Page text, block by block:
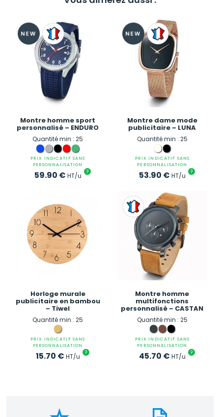
Montre homme sport
personnalisé – ENDURO
Quantité min : 25
PRIX INDICATIF SANS
PERSONNALISATION
59.90 € HT/u ?
Montre dame mode
publicitaire – LUNA
Quantité min : 25
PRIX INDICATIF SANS
PERSONNALISATION
53.90 € HT/u ?
Horloge murale
publicitaire en bambou
– Tiwel
Quantité min : 25
PRIX INDICATIF SANS
PERSONNALISATION
15.70 € HT/u ?
Montre homme
multifonctions
personnalisé – CASTAN
Quantité min : 25
PRIX INDICATIF SANS
PERSONNALISATION
45.70 € HT/u ?